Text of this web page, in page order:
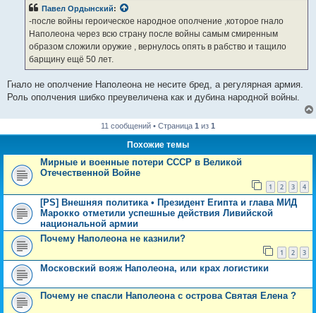
Павел Ордынский:
-после войны героическое народное ополчение ,которое гнало
Наполеона через всю страну после войны самым смиренным
образом сложили оружие , вернулось опять в рабство и тащило
барщину ещё 50 лет.
Гнало не ополчение Наполеона не несите бред, а регулярная армия.
Роль ополчения шибко преувеличена как и дубина народной войны.
11 сообщений • Страница 1 из 1
Похожие темы
Мирные и военные потери СССР в Великой
Отечественной Войне
1 2 3 4
[PS] Внешняя политика • Президент Египта и глава МИД
Марокко отметили успешные действия Ливийской
национальной армии
Почему Наполеона не казнили?
1 2 3
Московский вояж Наполеона, или крах логистики
Почему не спасли Наполеона с острова Святая Елена ?